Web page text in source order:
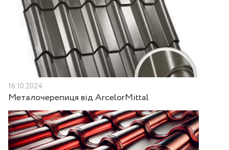
16.10.2024
Металочерепиця від ArcelorMittal